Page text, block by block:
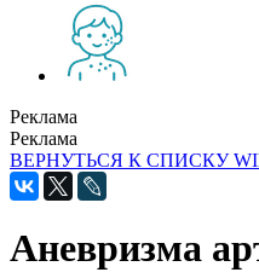
Реклама
Реклама
ВЕРНУТЬСЯ К СПИСКУ
Аневризма